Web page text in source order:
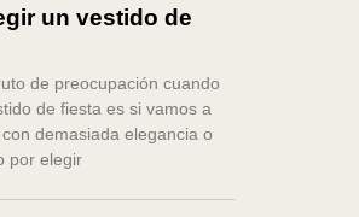
un vestido de
de preocupación cuando
de fiesta es si vamos a
demasiada elegancia o
por elegir